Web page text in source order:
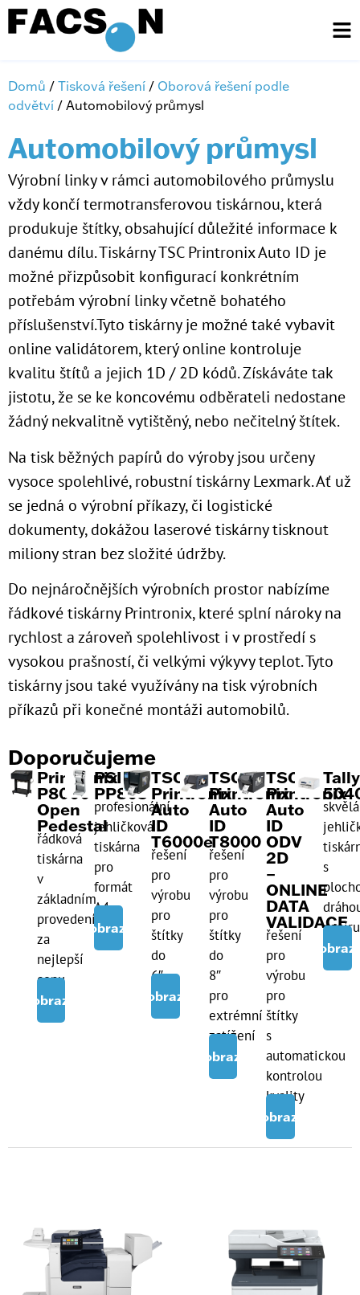
Domů /Tisková řešení / Oborová řešení podle
odvětví / Automobilový průmysl
Automobilový průmysl
Výrobní linky v rámci automobilového průmyslu
vždy končí termotransferovou tiskárnou, která
produkuje štítky, obsahující důležité informace k
danému dílu. Tiskárny TSC Printronix Auto ID je
možné přizpůsobit konfigurací konkrétním
potřebám výrobní linky včetně bohatého
příslušenství.Tyto tiskárny je možné také vybavit
online validátorem, který online kontroluje
kvalitu štítů a jejich 1D / 2D kódů. Získáváte tak
jistotu, že se ke koncovému odběrateli nedostane
žádný nekvalitně vytištěný, nebo nečitelný štítek.
Na tisk běžných papírů do výroby jsou určeny
vysoce spolehlivé, robustní tiskárny Lexmark. Ať už
se jedná o výrobní příkazy, či logistické
dokumenty, dokážou laserové tiskárny tisknout
miliony stran bez složité údržby.
Do nejnáročnějších výrobních prostor nabízíme
řádkové tiskárny Printronix, které splní nároky na
rychlost a zároveň spolehlivost i v prostředí s
vysokou prašností, či velkými výkyvy teplot. Tyto
tiskárny jsou také využívány na tisk výrobních
příkazů při konečné montáži automobilů.
Doporučujeme
Printronix
P8000
Open
Pedestal
řádková
tiskárna
v
základním
provedení
za
nejlepší
cenu
Zobrazit
PSI
PP803
profesionální
jehličková
tiskárna
pro
formát
A4
Zobrazit
TSC
Printronix
Auto
ID
T6000e
řešení
pro
výrobu
pro
štítky
do
6″
Zobrazit
TSC
Printronix
Auto
ID
T8000
řešení
pro
výrobu
pro
štítky
do
8″
pro
extrémní
zatížení
Zobrazit
TSC
Printronix
Auto
ID
ODV
2D
–
ONLINE
DATA
VALIDACE
řešení
pro
výrobu
pro
štítky
s
automatickou
kontrolou
kvality
Zobrazit
Tally
skvělá
s
papíru